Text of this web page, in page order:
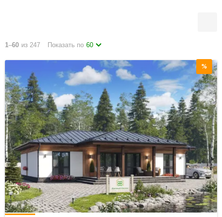
1–60 из 247 Показать по 60
%